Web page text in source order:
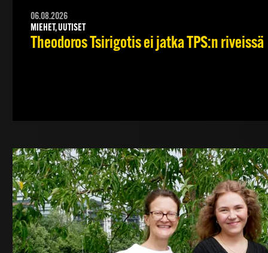
06.08.2026
MIEHET, UUTISET
Theodoros Tsirigotis ei jatka TPS:n riveissä